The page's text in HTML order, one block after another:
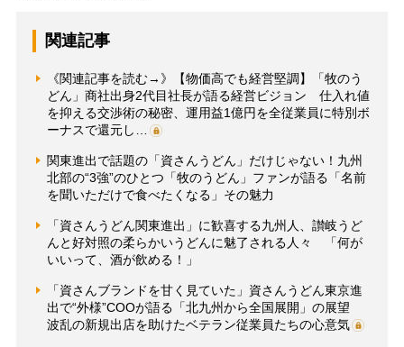
関連記事
《関連記事を読む→》【物価高でも経営堅調】「牧のう
どん」商社出身2代目社長が語る経営ビジョン 仕入れ値
を抑える交渉術の秘密、運用益1億円を全従業員に特別ボ
ーナスで還元し…
関東進出で話題の「資さんうどん」だけじゃない！九州
北部の“3強”のひとつ「牧のうどん」ファンが語る「名前
を聞いただけで食べたくなる」その魅力
「資さんうどん関東進出」に歓喜する九州人、讃岐うど
んと好対照の柔らかいうどんに魅了される人々 「何が
いいって、酒が飲める！」
「資さんブランドを甘く見ていた」資さんうどん東京進
出で“外様”COOが語る「北九州から全国展開」の展望
波乱の新規出店を助けたベテラン従業員たちの心意気